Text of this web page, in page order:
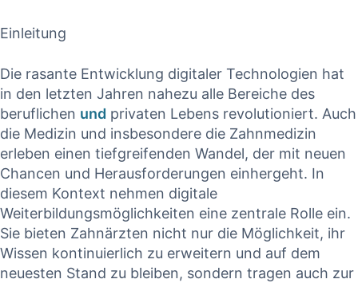
Einleitung
Die⁣ rasante Entwicklung ⁤digitaler Technologien hat
in den letzten Jahren nahezu alle Bereiche ​des
beruflichen ⁢ und privaten Lebens revolutioniert. Auch
die Medizin und insbesondere ‍die Zahnmedizin
erleben einen tiefgreifenden Wandel, der mit neuen⁢
Chancen und Herausforderungen einhergeht. In
diesem Kontext nehmen digitale
Weiterbildungsmöglichkeiten eine zentrale Rolle ein.
Sie bieten Zahnärzten⁣ nicht nur die Möglichkeit, ihr
Wissen kontinuierlich zu⁢ erweitern und‍ auf ⁣dem
neuesten Stand⁣ zu bleiben, sondern tragen auch zur